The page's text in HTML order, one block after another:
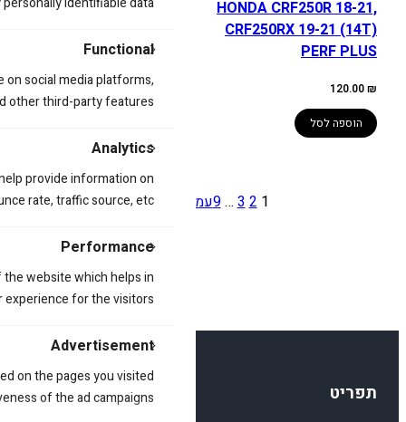
Functional
social media platforms,
other third-party features.
Analytics
provide information on
rate, traffic source, etc.
Performance
website which helps in
for the visitors.
Advertisement
on the pages you visited
of the ad campaigns.
HONDA CRF250R 18-21,
CRF250RX 19-21 (14T)
PERF PLUS
120.00₪
הוספה לסל
22, KX450XC 21-22
הוספה לסל
1
2
3
…
9עמוד הבא »
תפריט